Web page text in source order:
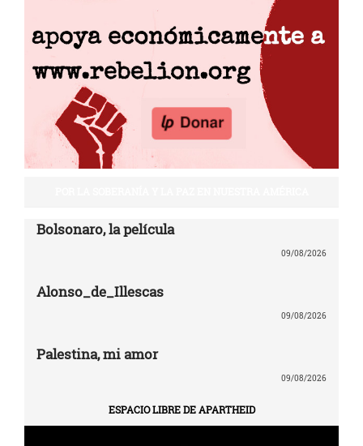
Bolsonaro, la película
09/08/2026
Alonso_de_Illescas
09/08/2026
Palestina, mi amor
09/08/2026
ESPACIO LIBRE DE APARTHEID